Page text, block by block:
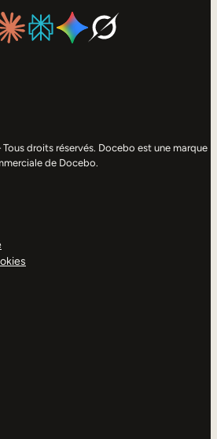
droits réservés. Docebo est une marque
de Docebo.